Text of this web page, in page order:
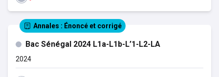
Annales : Énoncé et corrigé
Bac Sénégal 2024 L1a-L1b-L’1-L2-LA
2024